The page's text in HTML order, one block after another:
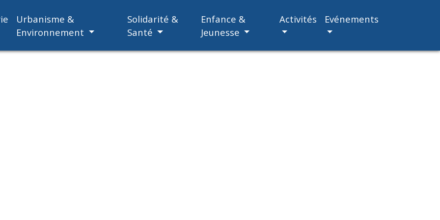
Urbanisme &
Environnement
Solidarité &
Santé
Enfance &
Jeunesse
Activités Evénements